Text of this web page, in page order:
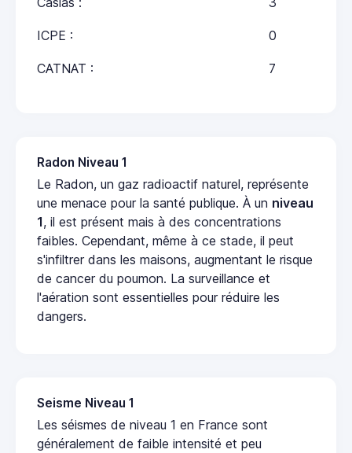
ICPE : 0
CATNAT : 7
Radon Niveau 1
Le Radon, un gaz radioactif naturel, représente
une menace pour la santé publique. À un niveau
1, il est présent mais à des concentrations
faibles. Cependant, même à ce stade, il peut
s'infiltrer dans les maisons, augmentant le risque
de cancer du poumon. La surveillance et
l'aération sont essentielles pour réduire les
dangers.
Seisme Niveau 1
Les séismes de niveau 1 en France sont
généralement de faible intensité et peu